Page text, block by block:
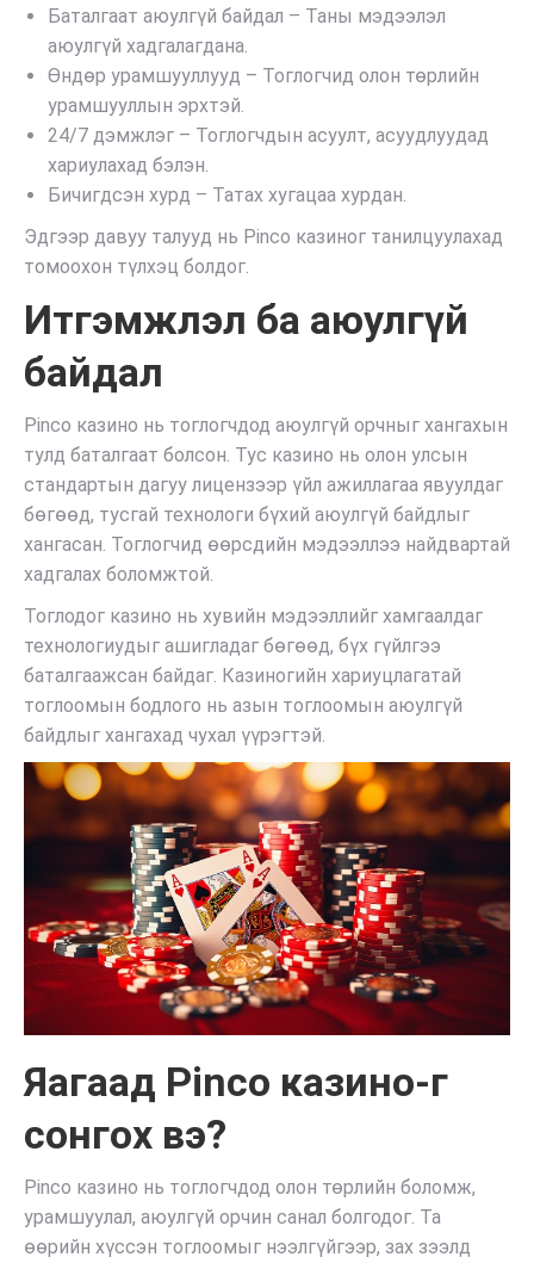
Баталгаат аюулгүй байдал – Таны мэдээлэл
аюулгүй хадгалагдана.
Өндөр урамшууллууд – Тоглогчид олон төрлийн
урамшууллын эрхтэй.
24/7 дэмжлэг – Тоглогчдын асуулт, асуудлуудад
хариулахад бэлэн.
Бичигдсэн хурд – Татах хугацаа хурдан.
Эдгээр давуу талууд нь Pinco казиног танилцуулахад
томоохон түлхэц болдог.
Итгэмжлэл ба аюулгүй
байдал
Pinco казино нь тоглогчдод аюулгүй орчныг хангахын
тулд баталгаат болсон. Тус казино нь олон улсын
стандартын дагуу лицензээр үйл ажиллагаа явуулдаг
бөгөөд, тусгай технологи бүхий аюулгүй байдлыг
хангасан. Тоглогчид өөрсдийн мэдээллээ найдвартай
хадгалах боломжтой.
Тоглодог казино нь хувийн мэдээллийг хамгаалдаг
технологиудыг ашигладаг бөгөөд, бүх гүйлгээ
баталгаажсан байдаг. Казиногийн хариуцлагатай
тоглоомын бодлого нь азын тоглоомын аюулгүй
байдлыг хангахад чухал үүрэгтэй.
Яагаад Pinco казино-г
сонгох вэ?
Pinco казино нь тоглогчдод олон төрлийн боломж,
урамшуулал, аюулгүй орчин санал болгодог. Та
өөрийн хүссэн тоглоомыг нээлгүйгээр, зах зээлд